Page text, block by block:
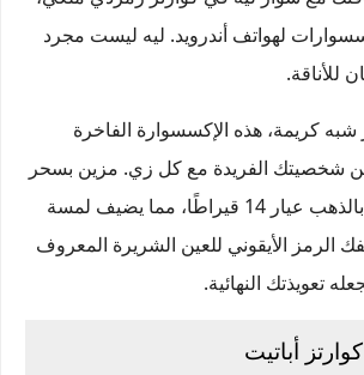
لهواتف أندرويد. ليه ليست مجرد
للأناقة.
شبه كريمة، هذه الإكسسوارة الفاخرة
شخصيتك الفريدة مع كل زي. مزين بسحر
عين شريرة مطلية بالذهب عيار 14 قيراطًا، مما يضيف لمسة
الرمز الأيقوني للعين الشريرة المعروف
تعويذتك النهائية.